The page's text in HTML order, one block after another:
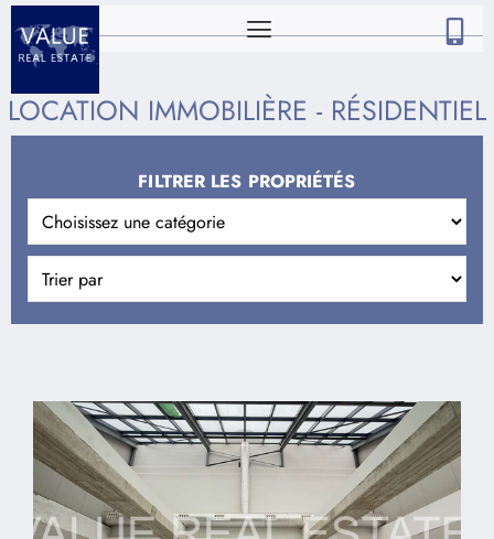
LOCATION IMMOBILIÈRE - RÉSIDENTIEL
FILTRER LES PROPRIÉTÉS